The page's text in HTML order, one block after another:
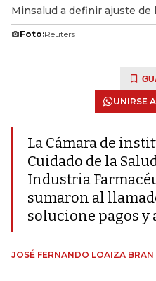
Minsalud a definir ajuste de
Foto:Reuters
UNIRSE
La Cámara de
Cuidado de la
Industria
sumaron al
solucione pagos y
JOSÉ FERNANDO LOAIZA BRAN